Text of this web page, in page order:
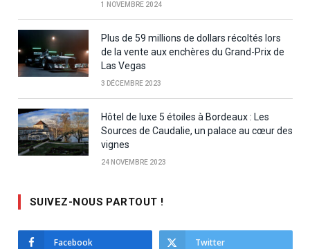
1 NOVEMBRE 2024
Plus de 59 millions de dollars récoltés lors
de la vente aux enchères du Grand-Prix de
Las Vegas
3 DÉCEMBRE 2023
Hôtel de luxe 5 étoiles à Bordeaux : Les
Sources de Caudalie, un palace au cœur des
vignes
24 NOVEMBRE 2023
SUIVEZ-NOUS PARTOUT !
Facebook Twitter